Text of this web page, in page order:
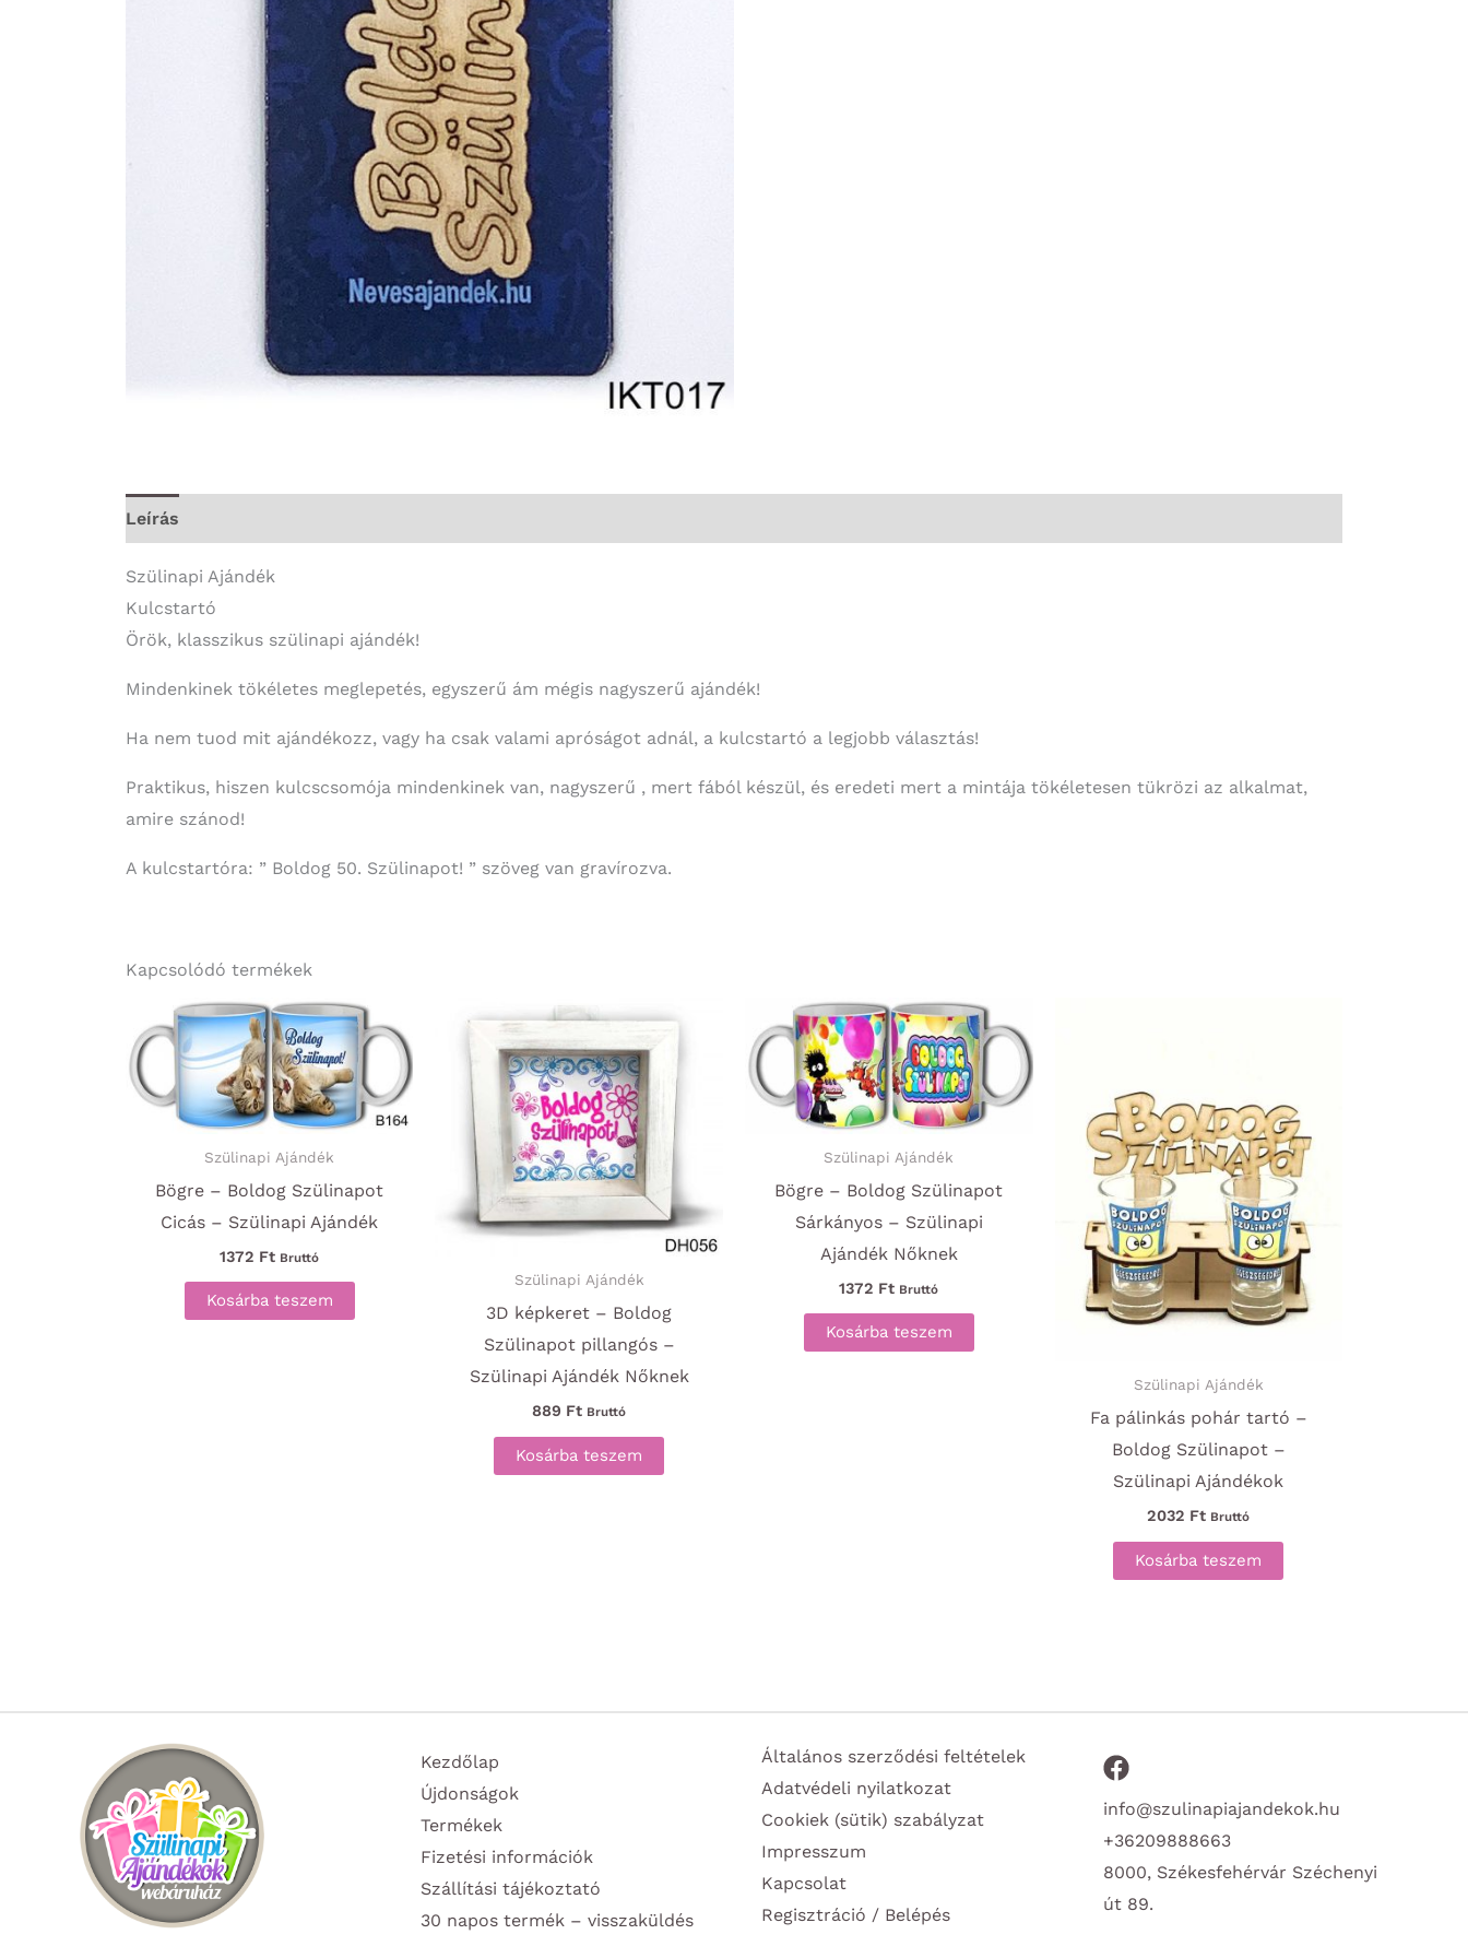
Leírás
Szülinapi Ajándék
Kulcstartó
Örök, klasszikus szülinapi ajándék!
Mindenkinek tökéletes meglepetés, egyszerű ám mégis nagyszerű ajándék!
Ha nem tuod mit ajándékozz, vagy ha csak valami apróságot adnál, a kulcstartó a legjobb választás!
Praktikus, hiszen kulcscsomója mindenkinek van, nagyszerű , mert fából készül, és eredeti mert a mintája tökéletesen tükrözi az alkalmat,
amire szánod!
A kulcstartóra: ” Boldog 50. Szülinapot! ” szöveg van gravírozva.
Kapcsolódó termékek
Szülinapi Ajándék
Bögre – Boldog Szülinapot
Cicás – Szülinapi Ajándék
1372 Ft Bruttó
Kosárba teszem
Szülinapi Ajándék
3D képkeret – Boldog
Szülinapot pillangós –
Szülinapi Ajándék Nőknek
889 Ft Bruttó
Kosárba teszem
Szülinapi Ajándék
Bögre – Boldog Szülinapot
Sárkányos – Szülinapi
Ajándék Nőknek
1372 Ft Bruttó
Kosárba teszem
Szülinapi Ajándék
Fa pálinkás pohár tartó –
Boldog Szülinapot –
Szülinapi Ajándékok
2032 Ft Bruttó
Kosárba teszem
Kezdőlap
Újdonságok
Termékek
Fizetési információk
Szállítási tájékoztató
30 napos termék – visszaküldés
Általános szerződési feltételek
Adatvédeli nyilatkozat
Cookiek (sütik) szabályzat
Impresszum
Kapcsolat
Regisztráció / Belépés
info@szulinapiajandekok.hu
+36209888663
8000, Székesfehérvár Széchenyi
út 89.